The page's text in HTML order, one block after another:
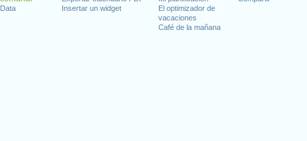
Data
Insertar un widget
El optimizador de
vacaciones
Café de la mañana